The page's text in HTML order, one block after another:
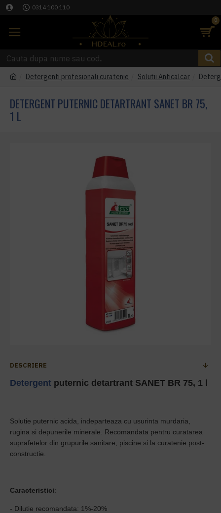
0314 100 110
0
Detergenti profesionali curatenie Solutii Anticalcar
DETERGENT PUTERNIC DETARTRANT SANET BR 75,
1 L
DESCRIERE
Detergent puternic detartrant SANET BR 75, 1 l
Solutie puternic acida, indeparteaza cu usurinta murdaria,
rugina si depunerile minerale. Recomandata pentru curatarea
suprafetelor din grupurile sanitare, piscine si la curatenie post-
constructie.
Caracteristici:
- Dilutie recomandata: 1%-20%